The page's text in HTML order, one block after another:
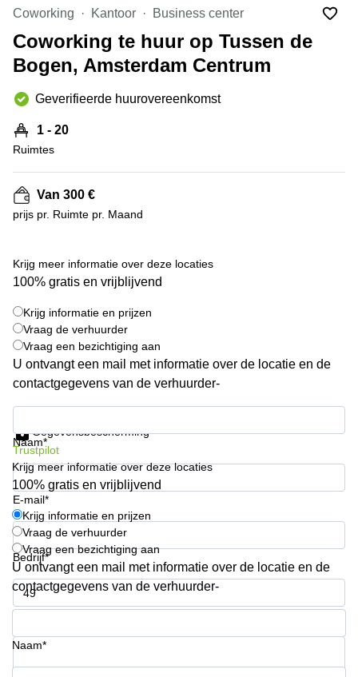
Hengelo
Hilversum
Hoofddorp
Deventer
Rotterdam
Tiel
Zwolle
Bodegraven-
Reeuwijk
Business
center
Arnhem
Business
Amsterdam
Westpoort
Business
center
Hilversum
Den
Haag
space
Breda
Coworking
Arnhem
Coworking
space
Hilversum
Coworking
space
Zwolle
Coworking
Haarlem
Kantoor
Huren
Hengelo
Coworking Kantoor Business center
Coworking te huur op Tussen de
Bogen, Amsterdam Centrum
Geverifieerde huurovereenkomst
1 - 20
Ruimtes
Van 300 €
prijs pr. Ruimte pr. Maand
Krijg meer informatie over deze locaties
100% gratis en vrijblijvend
Krijg informatie en prijzen
Vraag de verhuurder
Vraag een bezichtiging aan
U ontvangt een mail met informatie over de locatie en de
contactgegevens van de verhuurder-
Naam*
E-mail*
Bedrijf*
Telefoonnummer*
Gegevensbescherming
Trustpilot
Krijg meer informatie over deze locaties
100% gratis en vrijblijvend
Krijg informatie en prijzen
Vraag de verhuurder
Vraag een bezichtiging aan
U ontvangt een mail met informatie over de locatie en de
contactgegevens van de verhuurder-
Naam*